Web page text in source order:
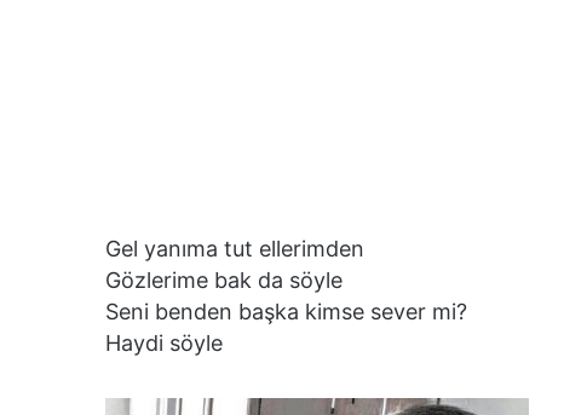
Gel yanıma tut ellerimden
Gözlerime bak da söyle
Seni benden başka kimse sever mi?
Haydi söyle